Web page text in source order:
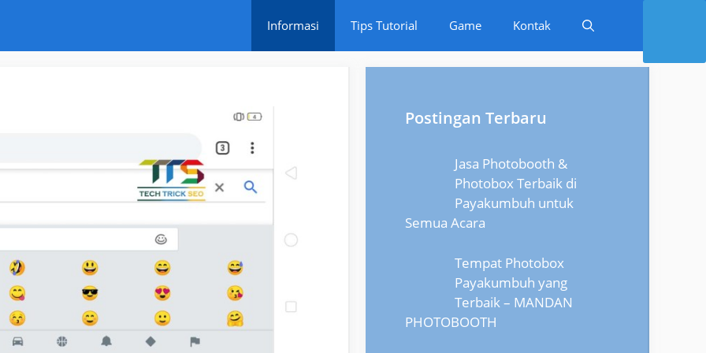
Informasi Tips Tutorial Game Kontak
Postingan Terbaru
Jasa Photobooth &
Photobox Terbaik di
Payakumbuh untuk
Semua Acara
Tempat Photobox
Payakumbuh yang
Terbaik – MANDAN
PHOTOBOOTH